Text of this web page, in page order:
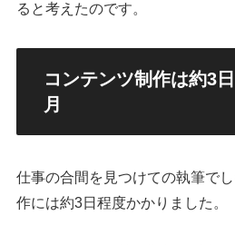
ると考えたのです。
コンテンツ制作は約3
月
仕事の合間を見つけての執筆で
作には約3日程度かかりました。